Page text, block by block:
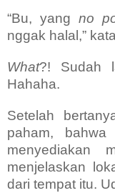
“Bu, yang no
nggak halal,”
What?! Sudah
Hahaha.
Setelah
paham,
menyediakan
menjelaskan
dari tempat itu.